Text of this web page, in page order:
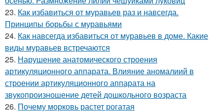
23. Как избавиться от муравьев раз и навсегда.
Принципы борьбы с муравьями
24. Как навсегда избавиться от муравьев в доме. Какие
виды муравьев встречаются
25. Нарушение анатомического строения
артикуляционного аппарата. Влияние аномалиий в
строении артикуляционного аппарата на
звукопроизношение детей дошкольного возраста
26. Почему морковь растет рогатая